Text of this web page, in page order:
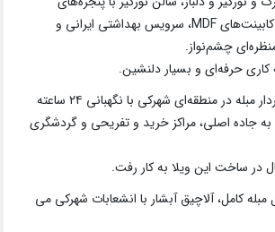
دوجداره، آشپزخانه با کابینت‌های MDF، سرویس بهداشتی ایرانی و
چشم‌نواز.
حرفه‌ای و بسیار دلنشین.
این ویلا جنگلی استخردار مبله در منطقه‌ای شهرکی با نگهبانی ۲۴ ساعته
جاده اصلی، مراکز خرید و تفریحی و گردشگری
در ساخت این ویلا به کار رفت.
مبله کامل، آلاچیق آبشار با انشعابات شهرکی می